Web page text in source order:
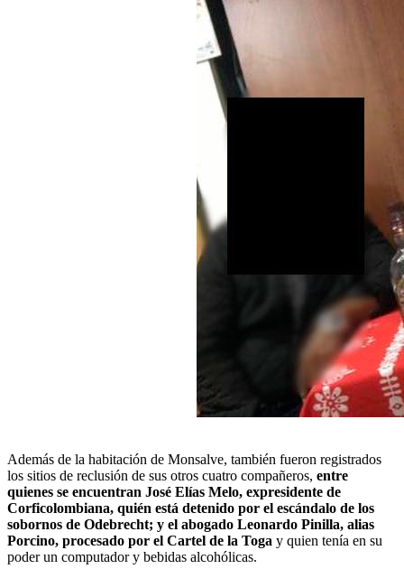
Además de la habitación de Monsalve, también fueron registrados
los sitios de reclusión de sus otros cuatro compañeros, entre
quienes se encuentran José Elías Melo, expresidente de
Corficolombiana, quién está detenido por el escándalo de los
sobornos de Odebrecht; y el abogado Leonardo Pinilla, alias
Porcino, procesado por el Cartel de la Toga y quien tenía en su
poder un computador y bebidas alcohólicas.